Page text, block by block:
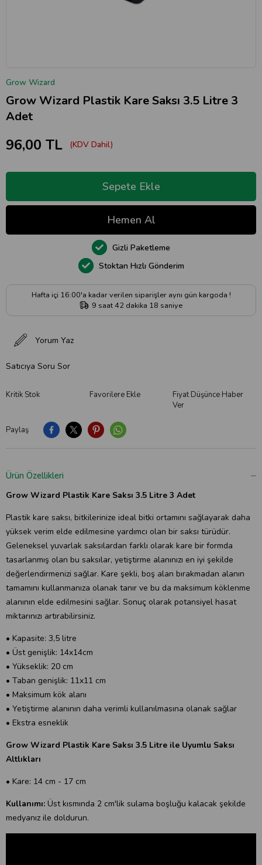
Grow Wizard
Grow Wizard Plastik Kare Saksı 3.5 Litre 3
Adet
96,00 TL (KDV Dahil)
Paylaş
Kritik Stok Favorilere Ekle
Fiyat Düşünce Haber
Ver
Yorum Yaz
Satıcıya Soru Sor
Hafta içi 16:00'a kadar verilen siparişler aynı gün kargoda !
9 saat42 dakika 17 saniye
Stoktan Hızlı Gönderim
Gizli Paketleme
Ürün Özellikleri
Grow Wizard Plastik Kare Saksı 3.5 Litre 3 Adet
Plastik kare saksı, bitkilerinize ideal bitki ortamını sağlayarak daha
yüksek verim elde edilmesine yardımcı olan bir saksı türüdür.
Geleneksel yuvarlak saksılardan farklı olarak kare bir formda
tasarlanmış olan bu saksılar, yetiştirme alanınızı en iyi şekilde
değerlendirmenizi sağlar. Kare şekli, boş alan bırakmadan alanın
tamamını kullanmanıza olanak tanır ve bu da maksimum köklenme
alanının elde edilmesini sağlar. Sonuç olarak potansiyel hasat
miktarınızı artırabilirsiniz.
• Kapasite: 3,5 litre
• Üst genişlik: 14x14cm
• Yükseklik: 20 cm
• Taban genişlik: 11x11 cm
• Maksimum kök alanı
• Yetiştirme alanının daha verimli kullanılmasına olanak sağlar
• Ekstra esneklik
Grow Wizard Plastik Kare Saksı 3.5 Litre ile Uyumlu Saksı
Altlıkları
• Kare: 14 cm - 17 cm
Kullanımı: Üst kısmında 2 cm'lik sulama boşluğu kalacak şekilde
medyanız ile doldurun.